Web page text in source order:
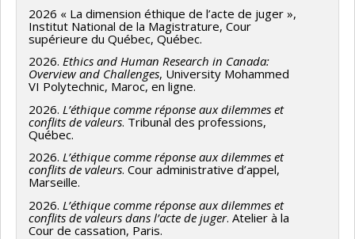
2026 « La dimension éthique de l’acte de juger »,
Institut National de la Magistrature, Cour
supérieure du Québec, Québec.
2026. Ethics and Human Research in Canada:
Overview and Challenges, University Mohammed
VI Polytechnic, Maroc, en ligne.
2026. L’éthique comme réponse aux dilemmes et
conflits de valeurs. Tribunal des professions,
Québec.
2026. L’éthique comme réponse aux dilemmes et
conflits de valeurs. Cour administrative d’appel,
Marseille.
2026. L’éthique comme réponse aux dilemmes et
conflits de valeurs dans l’acte de juger. Atelier à la
Cour de cassation, Paris.